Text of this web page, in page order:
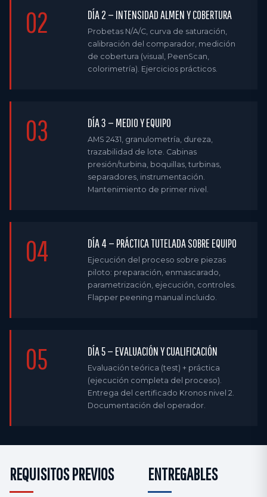
02 DÍA 2 — INTENSIDAD ALMEN Y COBERTURA
Probetas N/A/C, curva de saturación,
calibración del comparador, medición
de cobertura (visual, PeenScan,
colorimetría). Ejercicios prácticos.
03 DÍA 3 — MEDIO Y EQUIPO
AMS 2431, granulometría, dureza,
trazabilidad de lote. Cabinas
presión/turbina, boquillas, turbinas,
separadores, instrumentación.
Mantenimiento de primer nivel.
04 DÍA 4 — PRÁCTICA TUTELADA SOBRE EQUIPO
Ejecución del proceso sobre piezas
piloto: preparación, enmascarado,
parametrización, ejecución, controles.
Flapper peening manual incluido.
05 DÍA 5 — EVALUACIÓN Y CUALIFICACIÓN
Evaluación teórica (test) + práctica
(ejecución completa del proceso).
Entrega del certificado Kronos nivel 2.
Documentación del operador.
REQUISITOS PREVIOS ENTREGABLES